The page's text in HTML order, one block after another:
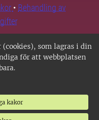
(cookies), som lagras i din
för att webbplatsen
kakor
• Behandling av